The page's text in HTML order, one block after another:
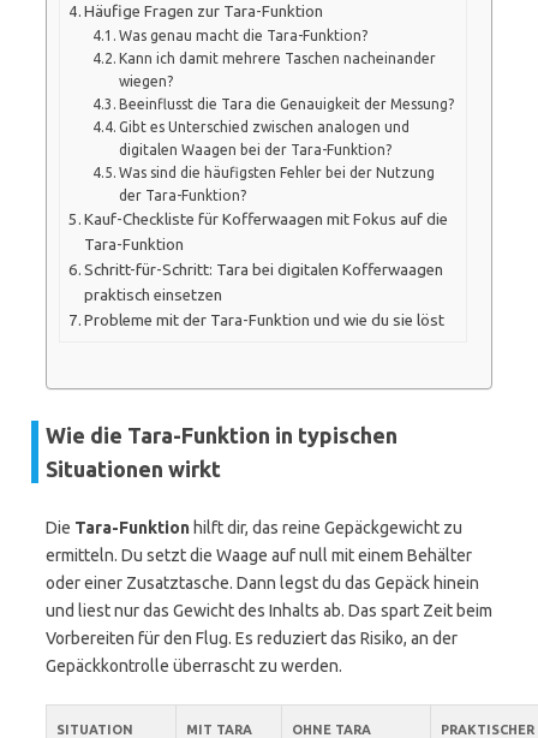
Häufige Fragen zur Tara-Funktion
Was genau macht die Tara-Funktion?
Kann ich damit mehrere Taschen nacheinander
wiegen?
Beeinflusst die Tara die Genauigkeit der Messung?
Gibt es Unterschied zwischen analogen und
digitalen Waagen bei der Tara-Funktion?
Was sind die häufigsten Fehler bei der Nutzung
der Tara-Funktion?
Kauf-Checkliste für Kofferwaagen mit Fokus auf die
Tara-Funktion
Schritt-für-Schritt: Tara bei digitalen Kofferwaagen
praktisch einsetzen
Probleme mit der Tara-Funktion und wie du sie löst
Wie die Tara-Funktion in typischen
Situationen wirkt
Die Tara-Funktion hilft dir, das reine Gepäckgewicht zu
ermitteln. Du setzt die Waage auf null mit einem Behälter
oder einer Zusatztasche. Dann legst du das Gepäck hinein
und liest nur das Gewicht des Inhalts ab. Das spart Zeit beim
Vorbereiten für den Flug. Es reduziert das Risiko, an der
Gepäckkontrolle überrascht zu werden.
SITUATION MIT TARA OHNE TARA
PRAKTISCHER